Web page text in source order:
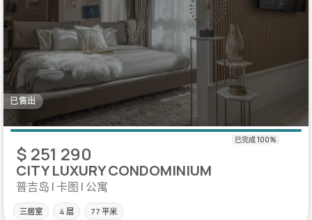
已售出
$ 251 290
CITY LUXURY CONDOMINIUM
普吉岛 | 卡图 | 公寓
三居室 4 层 77 平米